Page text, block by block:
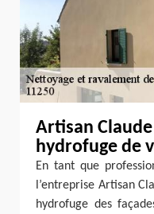
Artisan
hydrofuge de
En tant que
l’entreprise Artisan
hydrofuge des